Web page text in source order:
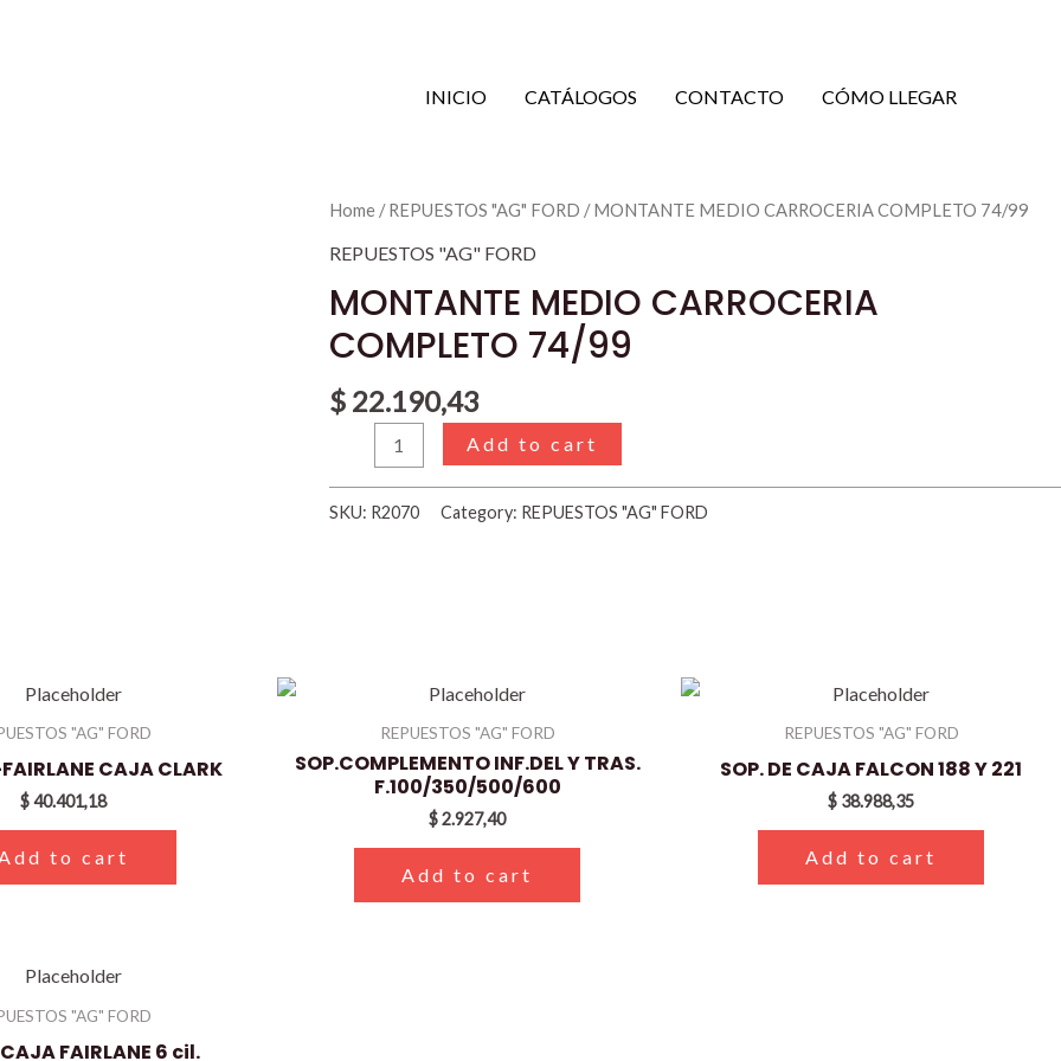
INICIO CATÁLOGOS CONTACTO CÓMO LLEGAR
Home/REPUESTOS "AG" FORD / MONTANTE MEDIO CARROCERIA COMPLETO 74/99
REPUESTOS "AG" FORD
MONTANTE MEDIO CARROCERIA
COMPLETO 74/99
$22.190,43
MONTANTE
COMPLETO
74/99
Add to cart
SKU: R2070 Category: REPUESTOS "AG" FORD
"AG" FORD
CAJA CLARK
$40.401,18
to cart
REPUESTOS "AG" FORD
SOP.COMPLEMENTO INF.DEL Y TRAS.
F.100/350/500/600
$2.927,40
Add to cart
REPUESTOS "AG" FORD
SOP. DE CAJA FALCON 188 Y 221
$ 38.988,35
Add to cart
"AG" FORD
CAJA FAIRLANE 6 cil.